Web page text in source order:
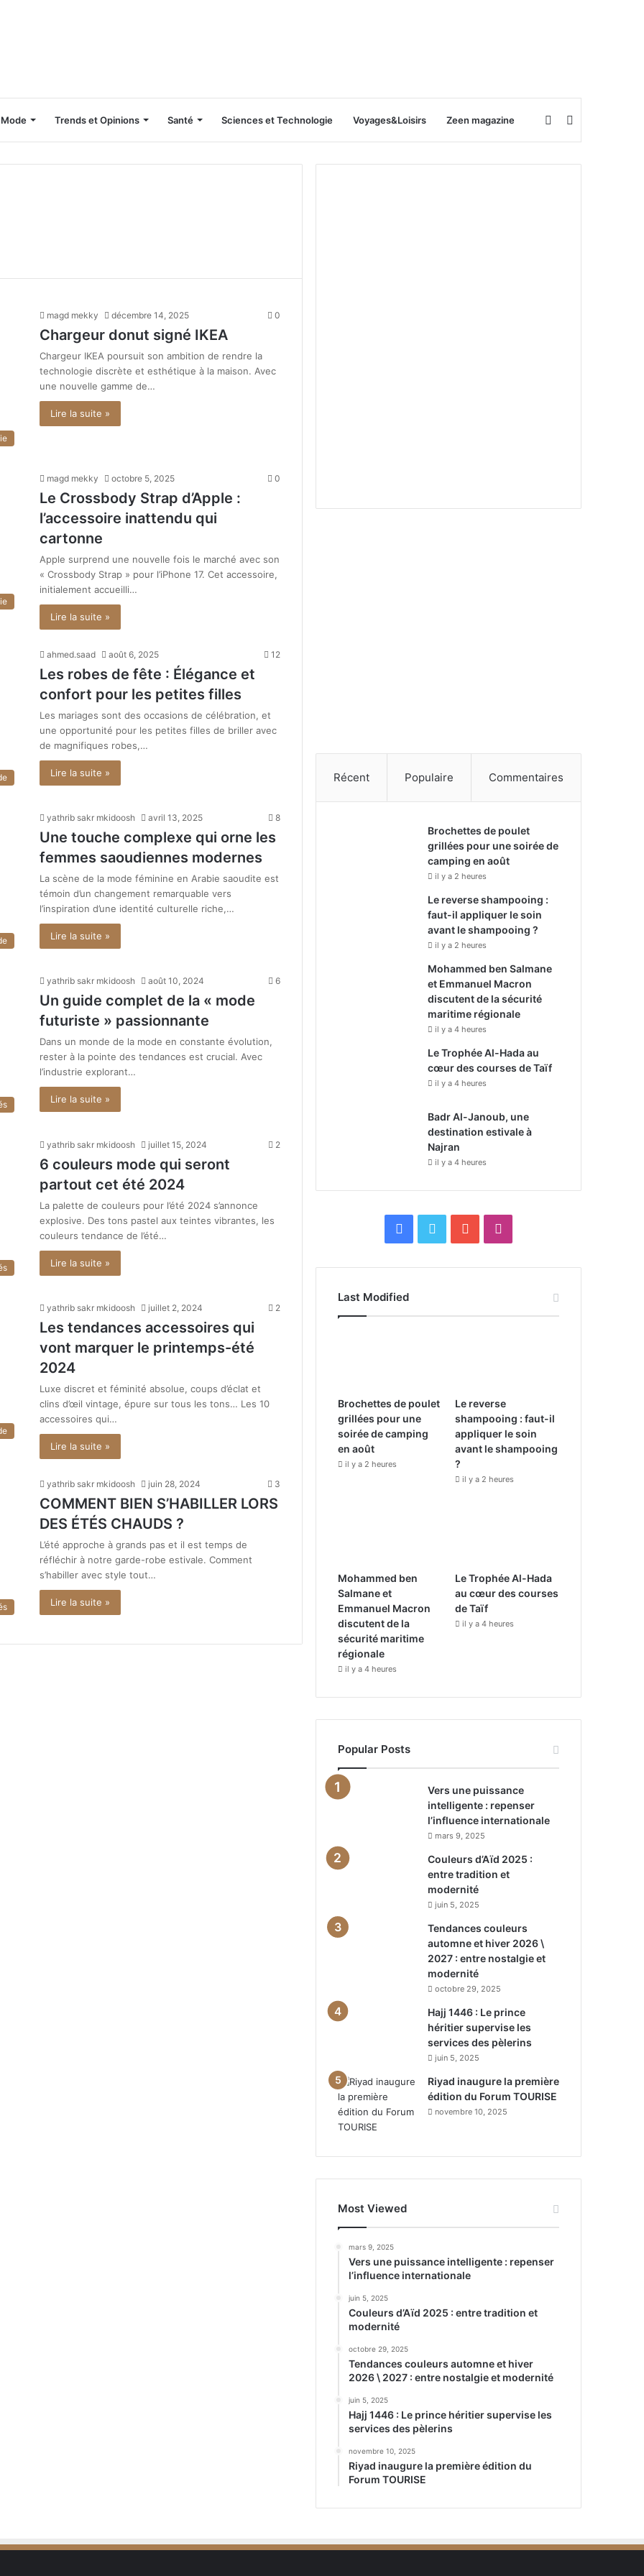
Mode Trends et Opinions Santé Sciences et Technologie Voyages&Loisirs Zeen magazine
skin
Rechercher
magd mekky décembre 14, 2025 0
Chargeur donut signé IKEA
Chargeur IKEA poursuit son ambition de rendre la
technologie discrète et esthétique à la maison. Avec
une nouvelle gamme de…
Lire la suite »
magd mekky octobre 5, 2025 0
Le Crossbody Strap d’Apple :
l’accessoire inattendu qui
cartonne
Apple surprend une nouvelle fois le marché avec son
« Crossbody Strap » pour l’iPhone 17. Cet accessoire,
initialement accueilli…
Lire la suite »
ahmed.saad août 6, 2025 12
Les robes de fête : Élégance et
confort pour les petites filles
Les mariages sont des occasions de célébration, et
une opportunité pour les petites filles de briller avec
de magnifiques robes,…
Lire la suite »
yathrib sakr mkidoosh avril 13, 2025 8
Une touche complexe qui orne les
femmes saoudiennes modernes
La scène de la mode féminine en Arabie saoudite est
témoin d’un changement remarquable vers
l’inspiration d’une identité culturelle riche,…
Lire la suite »
yathrib sakr mkidoosh août 10, 2024 6
Un guide complet de la « mode
futuriste » passionnante
Dans un monde de la mode en constante évolution,
rester à la pointe des tendances est crucial. Avec
l’industrie explorant…
Lire la suite »
yathrib sakr mkidoosh juillet 15, 2024 2
6 couleurs mode qui seront
partout cet été 2024
La palette de couleurs pour l’été 2024 s’annonce
explosive. Des tons pastel aux teintes vibrantes, les
couleurs tendance de l’été…
Lire la suite »
yathrib sakr mkidoosh juillet 2, 2024 2
Les tendances accessoires qui
vont marquer le printemps-été
2024
Luxe discret et féminité absolue, coups d’éclat et
clins d’œil vintage, épure sur tous les tons… Les 10
accessoires qui…
Lire la suite »
yathrib sakr mkidoosh juin 28, 2024 3
COMMENT BIEN S’HABILLER LORS
DES ÉTÉS CHAUDS ?
L’été approche à grands pas et il est temps de
réfléchir à notre garde-robe estivale. Comment
s’habiller avec style tout…
Lire la suite »
Récent Populaire Commentaires
Brochettes de poulet
grillées pour une soirée de
camping en août
il y a 2 heures
Le reverse shampooing :
faut-il appliquer le soin
avant le shampooing ?
il y a 2 heures
Mohammed ben Salmane
et Emmanuel Macron
discutent de la sécurité
maritime régionale
il y a 4 heures
Le Trophée Al-Hada au
cœur des courses de Taïf
il y a 4 heures
Badr Al-Janoub, une
destination estivale à
Najran
il y a 4 heures
e
o
k
T
e
t
r
a
Last Modified
Brochettes de poulet
grillées pour une
soirée de camping
en août
il y a 2 heures
Le reverse
shampooing : faut-il
appliquer le soin
avant le shampooing
?
il y a 2 heures
Mohammed ben
Salmane et
Emmanuel Macron
discutent de la
sécurité maritime
régionale
il y a 4 heures
Le Trophée Al-Hada
au cœur des courses
de Taïf
il y a 4 heures
Popular Posts
Vers une puissance
intelligente : repenser
l’influence internationale
mars 9, 2025
Couleurs d’Aïd 2025 :
entre tradition et
modernité
juin 5, 2025
Tendances couleurs
automne et hiver 2026 \
2027 : entre nostalgie et
modernité
octobre 29, 2025
Hajj 1446 : Le prince
héritier supervise les
services des pèlerins
juin 5, 2025
Riyad inaugure la première
édition du Forum TOURISE
novembre 10, 2025
Most Viewed
mars 9, 2025
Vers une puissance intelligente : repenser
l’influence internationale
juin 5, 2025
Couleurs d’Aïd 2025 : entre tradition et
modernité
octobre 29, 2025
Tendances couleurs automne et hiver
2026 \ 2027 : entre nostalgie et modernité
juin 5, 2025
Hajj 1446 : Le prince héritier supervise les
services des pèlerins
novembre 10, 2025
Riyad inaugure la première édition du
Forum TOURISE